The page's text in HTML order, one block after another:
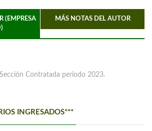
(EMPRESA
MÁS NOTAS DEL AUTOR
Contratada periodo 2023.
INGRESADOS***